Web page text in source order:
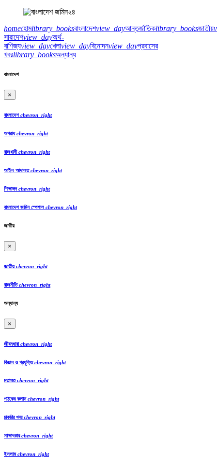
homeহোমlibrary_booksবাংলাদেশview_dayআন্তর্জাতিকlibrary_booksজাতীয়
সারাদেশview_dayঅর্থ-
বাণিজ্যview_dayখেলাview_dayবিনোদনview_dayপ্রবাসের
খবরlibrary_booksঅন্যান্য
বাংলাদেশ
×
বাংলাদেশ chevron_right
অপরাধchevron_right
রাজধানীchevron_right
আইন-আদালতchevron_right
শিক্ষাঙ্গনchevron_right
বাংলাদেশ জমিন স্পেশাল chevron_right
জাতীয়
×
জাতীয়chevron_right
রাজনীতিchevron_right
অন্যান্য
×
জীবনধারাchevron_right
বিজ্ঞান ও প্রযুক্তিchevron_right
মতামতchevron_right
পাঠকের কলামchevron_right
চাকরির খবরchevron_right
সাক্ষাৎকারchevron_right
ইসলামchevron_right